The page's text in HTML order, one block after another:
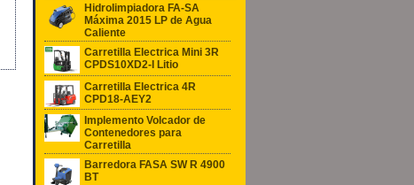
Hidrolimpiadora FA-SA
Máxima 2015 LP de Agua
Caliente
Carretilla Electrica Mini 3R
CPDS10XD2-I Litio
Carretilla Electrica 4R
CPD18-AEY2
Implemento Volcador de
Contenedores para
Carretilla
Barredora FASA SW R 4900
BT